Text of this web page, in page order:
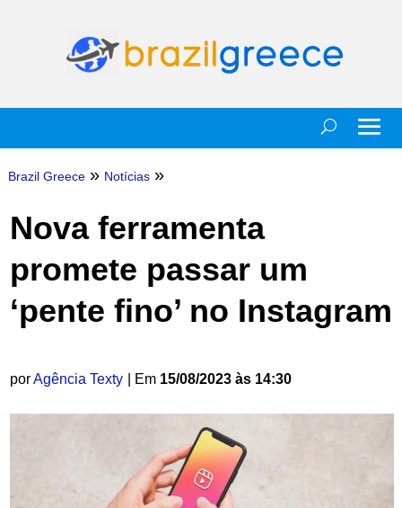
Brazil Greece » Notícias »
Nova ferramenta
promete passar um
‘pente fino’ no Instagram
porAgência Texty | Em 15/08/2023 às 14:30